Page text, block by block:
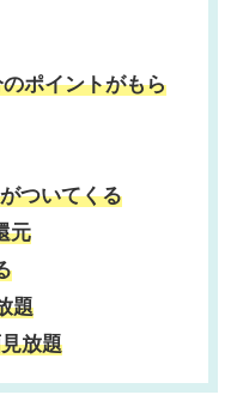
ポイントがもら
ついてくる
元
題
放題